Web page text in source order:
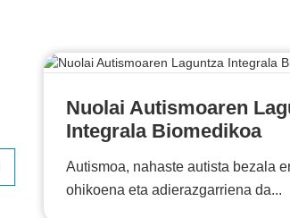
Nuolai Autismoaren
Integrala Biomedikoa
Autismoa, nahaste autista bezala
ohikoena eta adierazgarriena da...